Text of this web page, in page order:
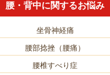
腰・背中に関するお悩み
坐骨神経痛
腰部捻挫（腰痛）
腰椎すべり症